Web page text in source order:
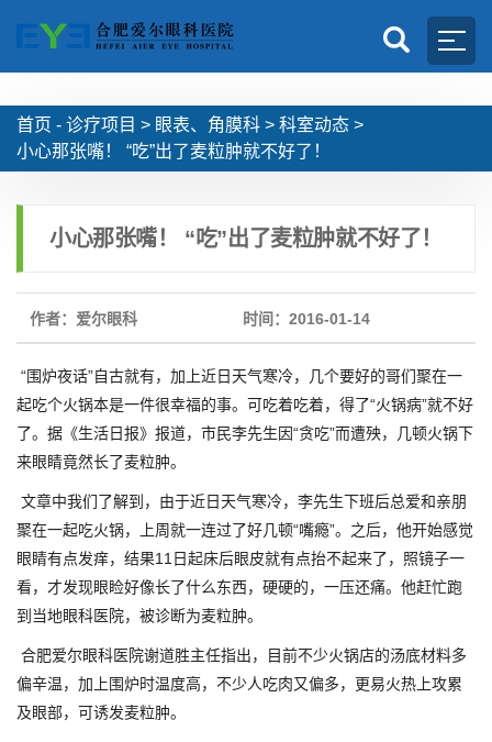
首页 - 诊疗项目 > 眼表、角膜科 > 科室动态 >
小心那张嘴！ “吃”出了麦粒肿就不好了！
小心那张嘴！ “吃”出了麦粒肿就不好了！
作者：爱尔眼科 时间：2016-01-14
“围炉夜话”自古就有，加上近日天气寒冷，几个要好的哥们聚在一
起吃个火锅本是一件很幸福的事。可吃着吃着，得了“火锅病”就不好
了。据《生活日报》报道，市民李先生因“贪吃”而遭殃，几顿火锅下
来眼睛竟然长了麦粒肿。
文章中我们了解到，由于近日天气寒冷，李先生下班后总爱和亲朋
聚在一起吃火锅，上周就一连过了好几顿“嘴瘾”。之后，他开始感觉
眼睛有点发痒，结果11日起床后眼皮就有点抬不起来了，照镜子一
看，才发现眼睑好像长了什么东西，硬硬的，一压还痛。他赶忙跑
到当地眼科医院，被诊断为麦粒肿。
合肥爱尔眼科医院谢道胜主任指出，目前不少火锅店的汤底材料多
偏辛温，加上围炉时温度高，不少人吃肉又偏多，更易火热上攻累
及眼部，可诱发麦粒肿。